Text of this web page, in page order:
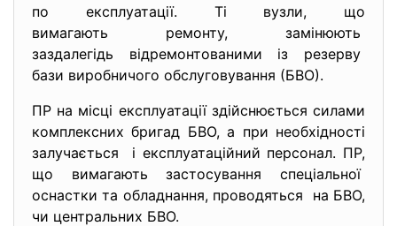
по експлуатації. Ті вузли, що
вимагають ремонту, замінюють
заздалегідь відремонтованими із резерву
бази виробничого обслуговування (БВО).
ПР на місці експлуатації здійснюється силами
комплексних бригад БВО, а при необхідності
залучається і експлуатаційний персонал. ПР,
що вимагають застосування спеціальної
оснастки та обладнання, проводяться на БВО,
чи центральних БВО.